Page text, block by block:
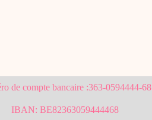
de compte bancaire :363-0594444-68
IBAN: BE82363059444468